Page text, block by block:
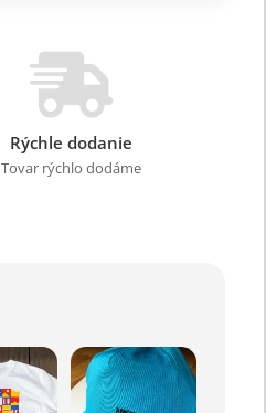
Rýchle dodanie
Tovar rýchlo dodáme